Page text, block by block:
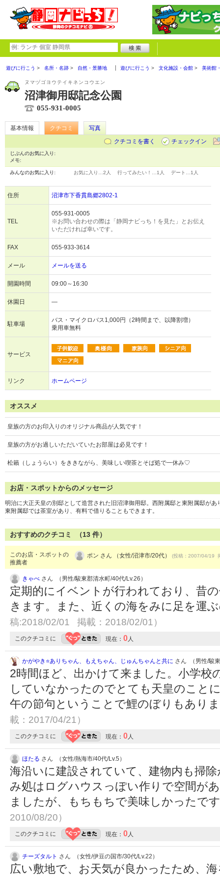
遊びに行こう 名所・名跡 自然・景勝地 遊びに行こう 文化施設・会館 美術館
ヌマヅゴヨウテイキネンコウエン
沼津御用邸記念公園
055-931-0005
基本情報 クチコミ
写真
クチコミを書く
チェックイン
じぶんのお気に入り:
メモ:
みんなのお気に入り: お気に入り… 2人 行ってみたい！… 1人 デート… 1人
住所 沼津市下香貫島郷2802-1
TEL
055-931-0005
※お問い合わせの際は「静岡ナビっち！を見た」とお伝え
いただければ幸いです。
FAX 055-933-3614
メール メールを送る
開園時間 09:00～16:30
休園日 ―
駐車場
バス・マイクロバス1,000円（2時間まで、以降割増）
乗用車無料
サービス
リンク ホームページ
オススメ
皇族の方のお印入りのオリジナル商品が人気です！
皇族の方がお過しいただいていたお部屋は必見です！
松籟（しょうらい）をききながら、美味しい喫茶とそば処で一休み♡
お店・スポットからのメッセージ
明治に大正天皇の別邸として造営された旧沼津御用邸。西附属邸と東附属邸が
東附属邸では茶室があり、有料で借りることもできます。
おすすめのクチコミ （13 件）
このお店・スポットの
推薦者
ポン さん （女性/沼津市/20代） (投稿：2007/04/19
きゃべ さん （男性/駿東郡清水町/40代/Lv.26）
定期的にイベントが行われており、昔
きます。また、近くの海をみに足を運
稿:2018/02/01 掲載：2018/02/01）
このクチコミに 現在： 0人
かがやき⭐️ありちゃん、もえちゃん、じゅんちゃんと共に さん （男性/駿
2時間ほど、出かけて来ました。小学校
していなかったのでとても天皇のこと
午の節句ということで鯉のぼりもあり
載：2017/04/21）
このクチコミに 現在： 0人
ほたる さん （女性/熱海市/40代/Lv.5）
海沿いに建設されていて、建物内も掃
み処はログハウスっぽい作りで空間が
ましたが、もちもちで美味しかったで
2010/08/20）
このクチコミに 現在： 0人
チーズタルト さん （女性/伊豆の国市/30代/Lv.22）
広い敷地で、お天気が良かったため、